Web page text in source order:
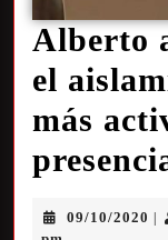
Alberto
el
más
09/10/2020